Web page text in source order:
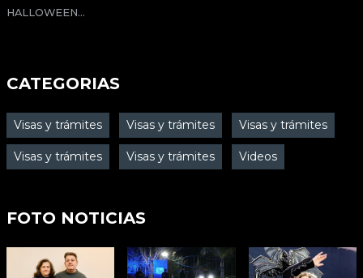
HALLOWEEN...
CATEGORIAS
Visas y trámites Visas y trámites Visas y trámites
Visas y trámites Visas y trámites Videos
FOTO NOTICIAS